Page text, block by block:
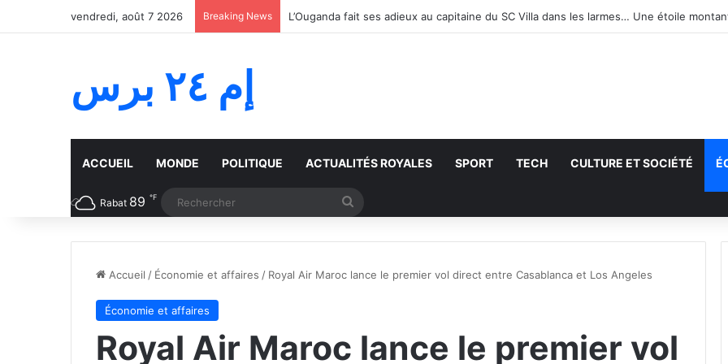
vendredi, août 7 2026 Breaking News
إم ٢٤ برس
ACCUEIL MONDE POLITIQUE ACTUALITÉS ROYALES SPORT TECH CULTURE ET SOCIÉTÉ
Rabat 89 ℉
Accueil / Économie et affaires / Royal Air Maroc lance le premier vol direct entre Casablanca et Los Angeles
Économie et affaires
Royal Air Maroc lance le premier vol